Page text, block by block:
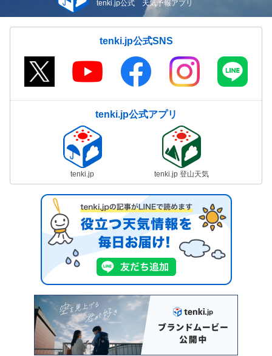
tenki.jp公式 天気予報アプリ
tenki.jp公式SNS
tenki.jp公式アプリ
tenki.jp tenki.jp 登山天気